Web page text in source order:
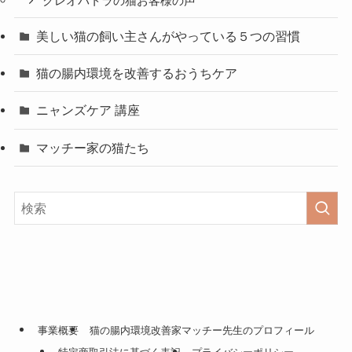
美しい猫の飼い主さんがやっている５つの習慣
猫の腸内環境を改善するおうちケア
ニャンズケア 講座
マッチー家の猫たち
事業概要
猫の腸内環境改善家マッチー先生のプロフィール